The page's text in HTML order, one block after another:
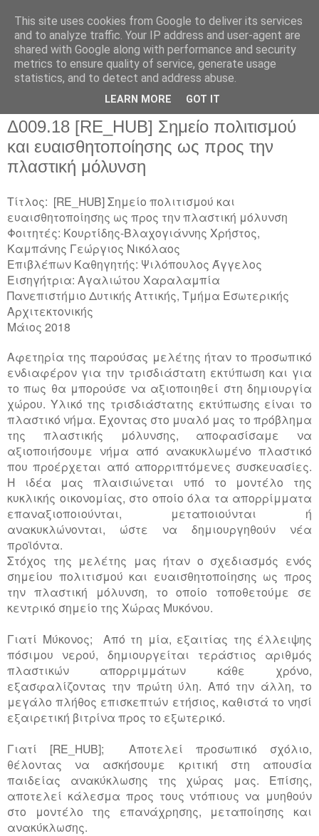
Δ009.18 [RE_HUB] Σημείο πολιτισμού
και ευαισθητοποίησης ως προς την
πλαστική μόλυνση
Τίτλος: [RE_HUB] Σημείο πολιτισμού και
ευαισθητοποίησης ως προς την πλαστική μόλυνση
Φοιτητές: Κουρτίδης-Βλαχογιάννης Χρήστος,
Καμπάνης Γεώργιος Νικόλαος
Επιβλέπων Καθηγητής: Ψιλόπουλος Άγγελος
Εισηγήτρια: Αγαλιώτου Χαραλαμπία
Πανεπιστήμιο Δυτικής Αττικής, Τμήμα Εσωτερικής
Αρχιτεκτονικής
Μάιος 2018
Αφετηρία της παρούσας μελέτης ήταν το προσωπικό
ενδιαφέρον για την τρισδιάστατη εκτύπωση και για
το πως θα μπορούσε να αξιοποιηθεί στη δημιουργία
χώρου. Υλικό της τρισδιάστατης εκτύπωσης είναι το
πλαστικό νήμα. Έχοντας στο μυαλό μας το πρόβλημα
της πλαστικής μόλυνσης, αποφασίσαμε να
αξιοποιήσουμε νήμα από ανακυκλωμένο πλαστικό
που προέρχεται από απορριπτόμενες συσκευασίες.
Η ιδέα μας πλαισιώνεται υπό το μοντέλο της
κυκλικής οικονομίας, στο οποίο όλα τα απορρίμματα
επαναξιοποιούνται, μεταποιούνται ή
ανακυκλώνονται, ώστε να δημιουργηθούν νέα
προϊόντα.
Στόχος της μελέτης μας ήταν ο σχεδιασμός ενός
σημείου πολιτισμού και ευαισθητοποίησης ως προς
την πλαστική μόλυνση, το οποίο τοποθετούμε σε
κεντρικό σημείο της Χώρας Μυκόνου.
Γιατί Μύκονος; Από τη μία, εξαιτίας της έλλειψης
πόσιμου νερού, δημιουργείται τεράστιος αριθμός
πλαστικών απορριμμάτων κάθε χρόνο,
εξασφαλίζοντας την πρώτη ύλη. Από την άλλη, το
μεγάλο πλήθος επισκεπτών ετήσιος, καθιστά το νησί
εξαιρετική βιτρίνα προς το εξωτερικό.
Γιατί [RE_HUB]; Αποτελεί προσωπικό σχόλιο,
θέλοντας να ασκήσουμε κριτική στη απουσία
παιδείας ανακύκλωσης της χώρας μας. Επίσης,
αποτελεί κάλεσμα προς τους ντόπιους να μυηθούν
στο μοντέλο της επανάχρησης, μεταποίησης και
ανακύκλωσης.
This site uses cookies from Google to deliver its services
and to analyze traffic. Your IP address and user-agent are
shared with Google along with performance and security
metrics to ensure quality of service, generate usage
statistics, and to detect and address abuse.
LEARN MORE GOT IT